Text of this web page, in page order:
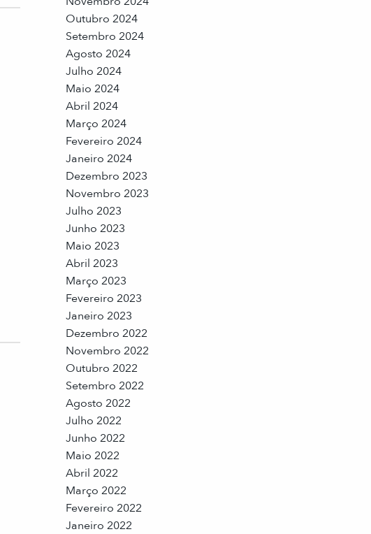
Outubro 2024
Setembro 2024
Agosto 2024
Julho 2024
Maio 2024
Abril 2024
Março 2024
Fevereiro 2024
Janeiro 2024
Dezembro 2023
Novembro 2023
Julho 2023
Junho 2023
Maio 2023
Abril 2023
Março 2023
Fevereiro 2023
Janeiro 2023
Dezembro 2022
Novembro 2022
Outubro 2022
Setembro 2022
Agosto 2022
Julho 2022
Junho 2022
Maio 2022
Abril 2022
Março 2022
Fevereiro 2022
Janeiro 2022